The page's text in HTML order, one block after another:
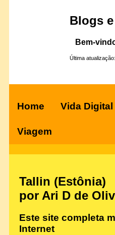
Blogs
Bem-
Última
Home Vida Digital
Viagem
Tallin (Estônia)
por Ari D de
Este site completa
Internet